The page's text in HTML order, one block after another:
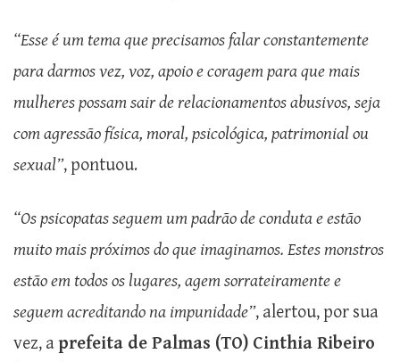
“Esse é um tema que precisamos falar constantemente
para darmos vez, voz, apoio e coragem para que mais
mulheres possam sair de relacionamentos abusivos, seja
com agressão física, moral, psicológica, patrimonial ou
sexual”, pontuou.
“Os psicopatas seguem um padrão de conduta e estão
muito mais próximos do que imaginamos. Estes monstros
estão em todos os lugares, agem sorrateiramente e
seguem acreditando na impunidade”, alertou, por sua
vez, aprefeita de Palmas (TO) Cinthia Ribeiro